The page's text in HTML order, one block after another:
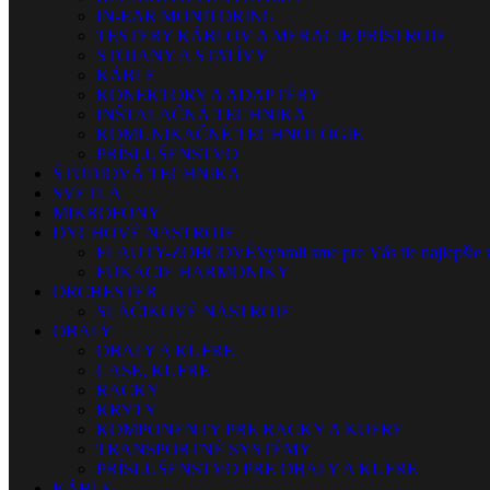
IN-EAR MONITORING
TESTERY KÁBLOV A MERACIE PRÍSTROJE
STOJANY A STATÍVY
KÁBLE
KONEKTORY A ADAPTÉRY
INŠTALAČNÁ TECHNIKA
KOMUNIKAČNÉ TECHNOLÓGIE
PRÍSLUŠENSTVO
ŠTÚDIOVÁ TECHNIKA
SVETLÁ
MIKROFÓNY
DYCHOVÉ NÁSTROJE
FLAUTY-ZOBCOVÉVybrali sme pre Vás tie
FÚKACIE HARMONIKY
ORCHESTER
SLÁČIKOVÉ NÁSTROJE
OBALY
OBALY A KUFRE
CASE, KUFRE
RACKY
KRYTY
KOMPONENTY PRE RACKY A KUFRE
TRANSPORTNÉ SYSTÉMY
PRÍSLUŠENSTVO PRE OBALY A KUFRE